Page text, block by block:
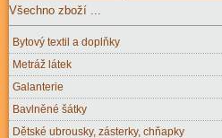
Všechno zboží ...
Bytový textil a doplňky
Metráž látek
Galanterie
Bavlněné šátky
Dětské ubrousky, zásterky, chňapky